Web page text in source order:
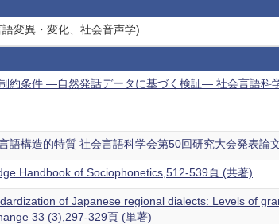
変異・変化、社会音声学)
約条件 ―自然発話データに基づく検証― 社会言語科
語構造的特質 社会言語科学会第50回研究大会発表論
Handbook of Sociophonetics,512-539頁 (共著)
of Japanese regional dialects: Levels of
33 (3),297-329頁 (単著)